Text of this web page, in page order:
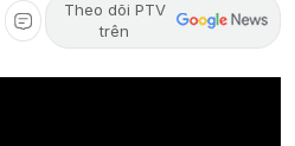
Theo dõi PTV
trên